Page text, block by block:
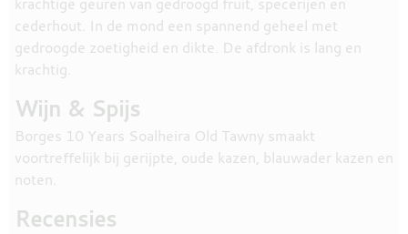
cederhout. In de mond een spannend geheel met
gedroogde zoetigheid en dikte. De afdronk is lang en
krachtig.
Wijn & Spijs
Borges 10 Years Soalheira Old Tawny smaakt
voortreffelijk bij gerijpte, oude kazen, blauwader kazen en
noten.
Recensies